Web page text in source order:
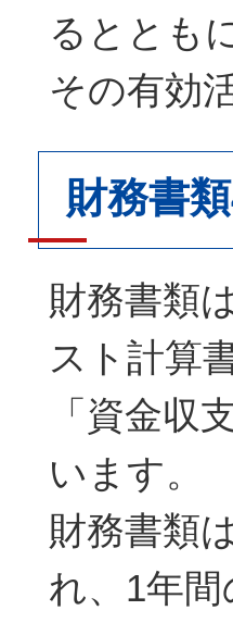
るととも
その有効
財務書
財務書類
スト計算
「資金収
います。
財務書類
れ、1年